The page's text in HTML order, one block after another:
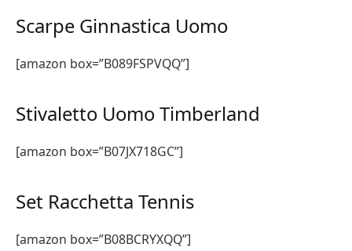
Scarpe Ginnastica Uomo
[amazon box=”B089FSPVQQ”]
Stivaletto Uomo Timberland
[amazon box=”B07JX718GC”]
Set Racchetta Tennis
[amazon box=”B08BCRYXQQ”]